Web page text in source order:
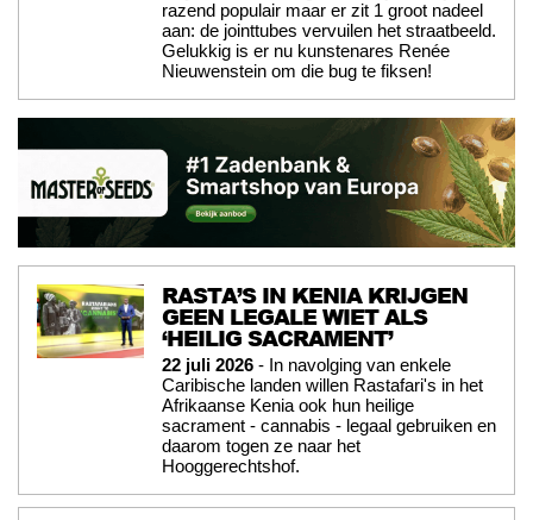
razend populair maar er zit 1 groot nadeel
aan: de jointtubes vervuilen het straatbeeld.
Gelukkig is er nu kunstenares Renée
Nieuwenstein om die bug te fiksen!
RASTA’S IN KENIA KRIJGEN
GEEN LEGALE WIET ALS
‘HEILIG SACRAMENT’
22 juli 2026 - In navolging van enkele
Caribische landen willen Rastafari's in het
Afrikaanse Kenia ook hun heilige
sacrament - cannabis - legaal gebruiken en
daarom togen ze naar het
Hooggerechtshof.